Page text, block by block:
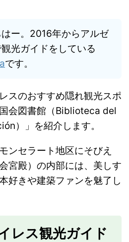
ー。2016年からアルゼ
光ガイドをしている
です。
スのおすすめ隠れ観光スポ
会図書館（Biblioteca del
）」を紹介します。
ンセラート地区にそびえ
宮殿）の内部には、美しす
好きや建築ファンを魅了し
レス観光ガイド